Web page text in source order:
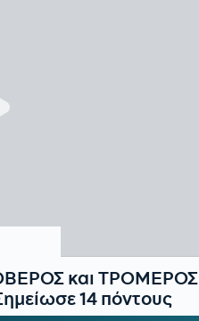
και ΤΡΟΜΕΡΟΣ
14 πόντους